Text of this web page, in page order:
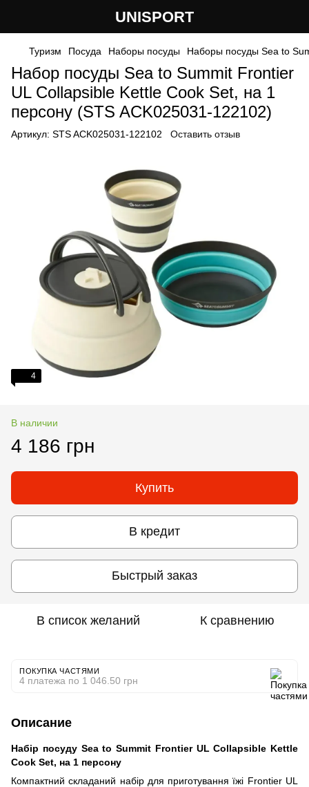
UNISPORT
Туризм Посуда Наборы посуды Наборы посуды Sea to
Набор посуды Sea to Summit Frontier
UL Collapsible Kettle Cook Set, на 1
персону (STS ACK025031-122102)
Артикул: STS ACK025031-122102 Оставить отзыв
4
В наличии
4 186 грн
Купить
В кредит
Быстрый заказ
В список желаний К сравнению
ПОКУПКА ЧАСТЯМИ
4 платежа по 1 046.50 грн
Описание
Набір посуду Sea to Summit Frontier UL Collapsible Kettle
Cook Set, на 1 персону
Компактний складаний набір для приготування їжі Frontier UL